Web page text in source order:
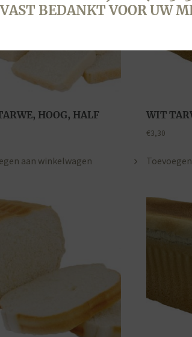
HOOG, HALF
aan winkelwagen
WIT
€3,30
BEDANKT VOOR UW